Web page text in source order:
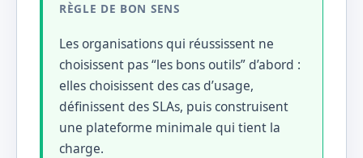
RÈGLE DE BON SENS
Les organisations qui réussissent ne
choisissent pas “les bons outils” d’abord :
elles choisissent des cas d’usage,
définissent des SLAs, puis construisent
une plateforme minimale qui tient la
charge.